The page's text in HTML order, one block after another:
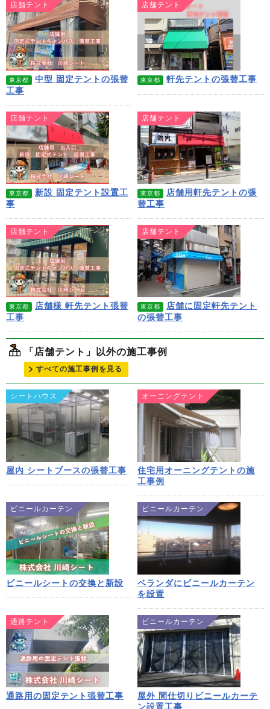
店舗テント
東京都
中型 固定テントの張替
工事
店舗テント
東京都 軒先テントの張替工事
店舗テント
東京都
新設 固定テント設置工
事
店舗テント
東京都
店舗用軒先テントの張
替工事
店舗テント
東京都
店舗様 軒先テント張替
工事
店舗テント
東京都
店舗に固定軒先テント
の張替工事
「店舗テント」以外の施工事例
すべての施工事例を見る
シートハウス
屋内 シートブースの張替工事
オーニングテント
住宅用オーニングテントの施
工事例
ビニールカーテン
ビニールシートの交換と新設
ビニールカーテン
ベランダにビニールカーテン
を設置
通路テント
通路用の固定テント張替工事
ビニールカーテン
屋外 間仕切りビニールカーテ
ン設置工事